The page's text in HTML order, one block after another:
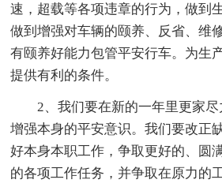
速，超载等各项违章的行为，做到
做到增强对车辆的颐养、反省、维
有颐养好能力包管平安行车。为生
提供有利的条件。
2、我们要在新的一年里更家尽
增强本身的平安意识。我们要改正
好本身本职工作，争取更好的、圆
的各项工作任务，并争取在原力的